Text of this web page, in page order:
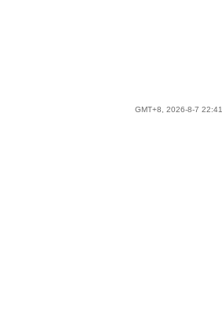
GMT+8, 2026-8-7 22:41